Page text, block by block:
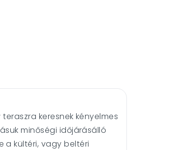
keresnek kényelmes
minőségi időjárásálló
a kültéri, vagy beltéri